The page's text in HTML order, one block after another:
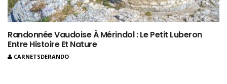
Randonnée Vaudoise À Mérindol : Le Petit Luberon
Entre Histoire Et Nature
CARNETSDERANDO